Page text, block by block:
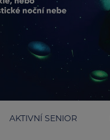
AKTIVNÍ SENIOR